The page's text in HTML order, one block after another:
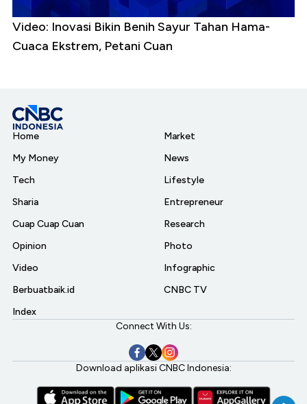
Video: Inovasi Bikin Benih Sayur Tahan Hama-
Cuaca Ekstrem, Petani Cuan
Home
My Money
Tech
Sharia
Cuap Cuap Cuan
Opinion
Video
Berbuatbaik.id
Index
Market
News
Lifestyle
Entrepreneur
Research
Photo
Infographic
CNBC TV
Connect With Us:
Download aplikasi CNBC Indonesia: